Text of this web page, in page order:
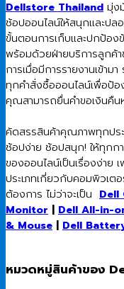
Dellstore Thailand มุ่ง
ช้อปออนไลน์ให้สนุกและป
ขั้นตอนการเก็บและปกป้อ
พร้อมด้วยฝ่ายบริการลูกค้
การเมื่อมีการรายงานเข้าม
ทุกคำสั่งซื้อออนไลน์เพื่อป้อ
คุณสามารถยื่นคำขอเงินคื
คัดสรรสินค้าคุณภาพทุกปร
ช้อปง่าย ช้อปสนุก! ให้ทุกก
ของออนไลน์เป็นเรื่องง่าย เ
ประเภทเกี่ยวกับคอมพิวเต
ต้องการ ไม่ว่าจะเป็น Dell
Monitor | Dell All-in-
& Mouse | Dell
หมวดหมู่สินค้าของ